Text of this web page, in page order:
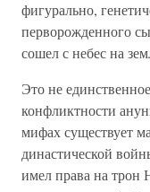
фигурально,
перворожденного
сошел с небес на
Это не
конфликтности
мифах существует
династической
имел права на трон